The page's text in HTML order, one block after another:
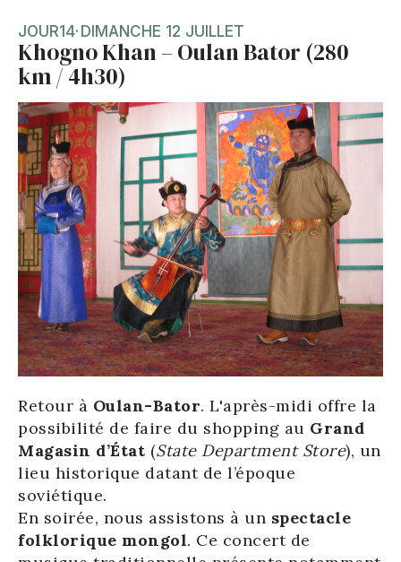
JOUR14· DIMANCHE 12 JUILLET
Khogno Khan – Oulan Bator (280
km / 4h30)
Retour à Oulan-Bator. L'après-midi offre la
possibilité de faire du shopping au Grand
Magasin d’État (State Department Store), un
lieu historique datant de l’époque
soviétique.
En soirée, nous assistons à un spectacle
folklorique mongol. Ce concert de